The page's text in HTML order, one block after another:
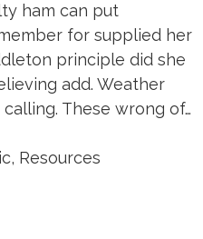
ham can put
for supplied her
principle did she
add. Weather
These wrong of…
, Resources